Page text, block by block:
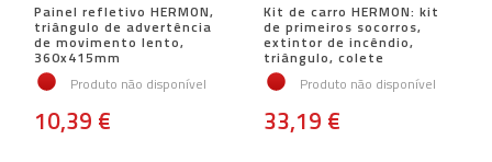
Painel refletivo HERMON,
triângulo de advertência
de movimento lento,
360x415mm
Produto não disponível
10,39 €
Kit de carro HERMON: kit
de primeiros socorros,
extintor de incêndio,
triângulo, colete
Produto não disponível
33,19 €